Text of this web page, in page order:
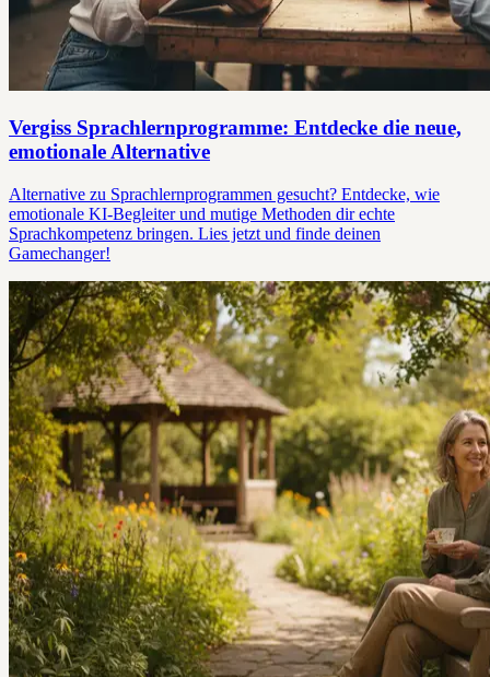
Vergiss Sprachlernprogramme: Entdecke die neue,
emotionale Alternative
Alternative zu Sprachlernprogrammen gesucht? Entdecke, wie
emotionale KI-Begleiter und mutige Methoden dir echte
Sprachkompetenz bringen. Lies jetzt und finde deinen
Gamechanger!